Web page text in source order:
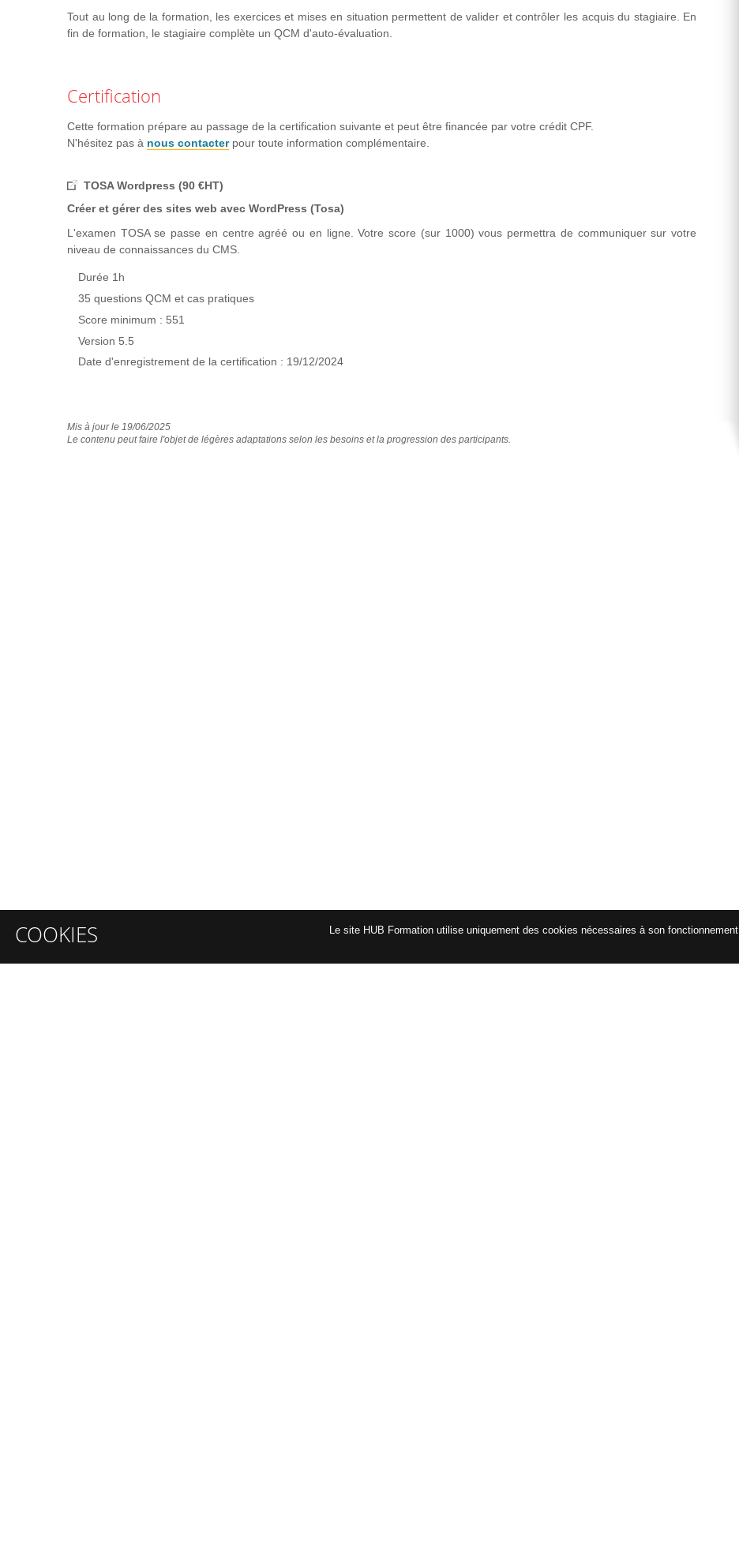
Modifier l’arborescence
Ajouter / modifier une catégorie
Installer un logiciel de retouche d'images
Recadrer et redimensionner des images
Droits d’auteur des images
Formulaire
Créer un formulaire
Tester un formulaire
Attention aux spams
Référencement
Optimiser son référencement naturel (SEO)
Quelles pages référencer ?
Tout au long de la formation, les exercices et mises en situation permettent de valider et contrôler les acquis du stagiaire. En
fin de formation, le stagiaire complète un QCM d'auto-évaluation.
Certification
Cette formation prépare au passage de la certification suivante et peut être financée par votre crédit CPF.
N'hésitez pas à nous contacterpour toute information complémentaire.
TOSA Wordpress (90 €HT)
Créer et gérer des sites web avec WordPress (Tosa)
L'examen TOSA se passe en centre agréé ou en ligne. Votre score (sur 1000) vous permettra de communiquer sur votre
niveau de connaissances du CMS.
Durée 1h
35 questions QCM et cas pratiques
Score minimum : 551
Version 5.5
Date d'enregistrement de la certification : 19/12/2024
Mis à jour le 19/06/2025
Le contenu peut faire l'objet de légères adaptations selon les besoins et la progression des participants.
COOKIES Le site HUB Formation utilise uniquement des cookies nécessaires à son fonctionnement.